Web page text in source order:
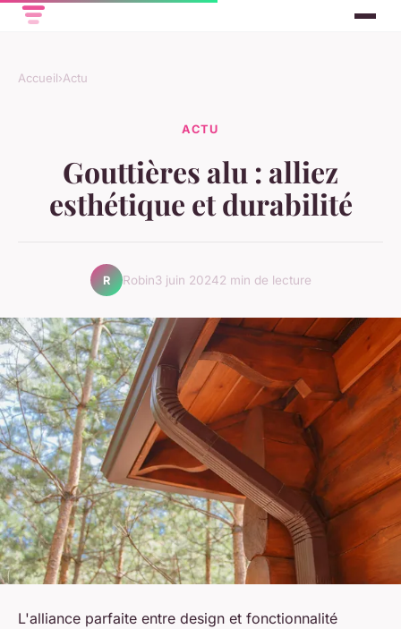
Accueil›Actu
ACTU
Gouttières alu : alliez
esthétique et durabilité
R Robin3 juin 20242 min de lecture
L'alliance parfaite entre design et fonctionnalité